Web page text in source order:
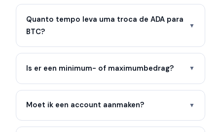
Quanto tempo leva uma troca de ADA para
BTC?
▼
Is er een minimum- of maximumbedrag? ▼
Moet ik een account aanmaken? ▼